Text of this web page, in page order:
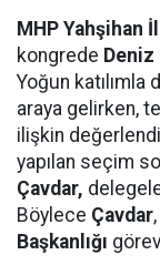
MHP Yahşihan
kongrede Deniz
Yoğun
araya gelirken,
ilişkin
yapılan seçim
Çavdar,
Böylece Çavdar
Başkanlığı